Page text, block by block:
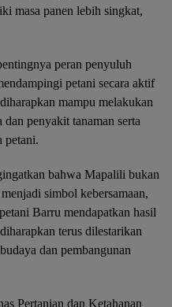
masa panen lebih singkat,
peran penyuluh
petani secara aktif
mampu melakukan
penyakit tanaman serta
petani.
bahwa Mapalili bukan
simbol kebersamaan,
Barru mendapatkan hasil
terus dilestarikan
dan pembangunan
Pertanian dan Ketahanan